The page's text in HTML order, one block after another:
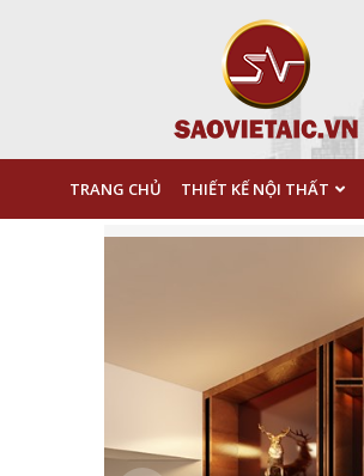
TRANG CHỦ THIẾT KẾ NỘI THẤT